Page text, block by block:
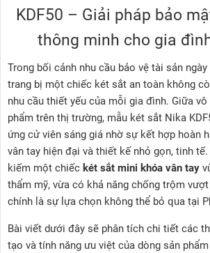
KDF50 – Giải pháp bảo
thông minh cho gia
Trong bối cảnh nhu cầu bảo vệ tài sản
trang bị một chiếc két sắt an toàn không
nhu cầu thiết yếu của mỗi gia đình. Giữa
phẩm trên thị trường, mẫu két sắt Nika
ứng cử viên sáng giá nhờ sự kết hợp hoàn
vân tay hiện đại và thiết kế nhỏ gọn, tinh
kiếm một chiếc két sắt mini khóa vân tay
thẩm mỹ, vừa có khả năng chống trộm
chính là sự lựa chọn không thể bỏ qua tại
Bài viết dưới đây sẽ phân tích chi tiết các
tạo và tính năng ưu việt của dòng sản